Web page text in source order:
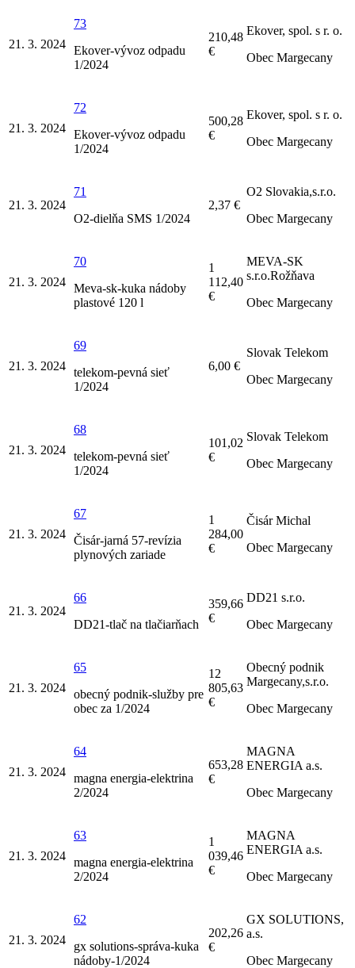
21. 3. 2024
73
Ekover-vývoz odpadu
1/2024
210,48
€
Ekover, spol. s r. o.
Obec Margecany
21. 3. 2024
72
Ekover-vývoz odpadu
1/2024
500,28
€
Ekover, spol. s r. o.
Obec Margecany
21. 3. 2024
71
O2-dielňa SMS 1/2024
2,37 €
O2 Slovakia,s.r.o.
Obec Margecany
21. 3. 2024
70
Meva-sk-kuka nádoby
plastové 120 l
1
112,40
€
MEVA-SK
s.r.o.Rožňava
Obec Margecany
21. 3. 2024
69
telekom-pevná sieť
1/2024
6,00 €
Slovak Telekom
Obec Margecany
21. 3. 2024
68
telekom-pevná sieť
1/2024
101,02
€
Slovak Telekom
Obec Margecany
21. 3. 2024
67
Čisár-jarná 57-revízia
plynových zariade
1
284,00
€
Čisár Michal
Obec Margecany
21. 3. 2024
66
DD21-tlač na tlačiarňach
359,66
€
DD21 s.r.o.
Obec Margecany
21. 3. 2024
65
obecný podnik-služby pre
obec za 1/2024
12
805,63
€
Obecný podnik
Margecany,s.r.o.
Obec Margecany
21. 3. 2024
64
magna energia-elektrina
2/2024
653,28
€
MAGNA
ENERGIA a.s.
Obec Margecany
21. 3. 2024
63
magna energia-elektrina
2/2024
1
039,46
€
MAGNA
ENERGIA a.s.
Obec Margecany
21. 3. 2024
62
gx solutions-správa-kuka
nádoby-1/2024
202,26
€
GX SOLUTIONS,
a.s.
Obec Margecany